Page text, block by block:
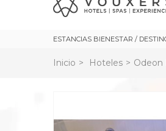
ESTANCIAS BIENESTAR /
Inicio > Hoteles > Odeon